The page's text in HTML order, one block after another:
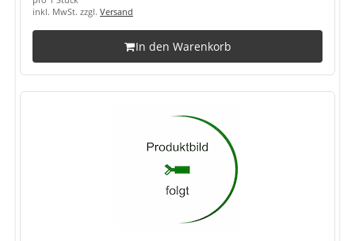
inkl. MwSt. zzgl. Versand
In den Warenkorb